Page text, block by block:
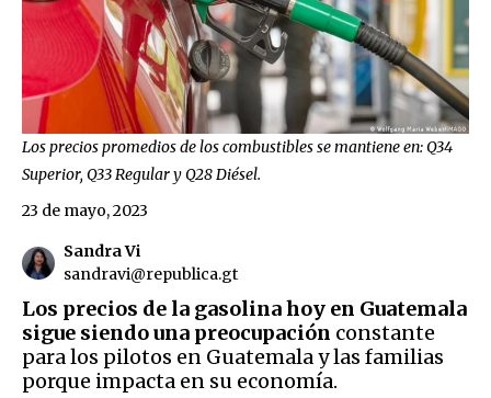
Los precios promedios de los combustibles se mantiene en: Q34
Superior, Q33 Regular y Q28 Diésel.
Sandra Vi
sandravi@republica.gt
23 de mayo, 2023
Los precios de la gasolina hoy en Guatemala
sigue siendo una preocupación constante
para los pilotos en Guatemala y las familias
porque impacta en su economía.